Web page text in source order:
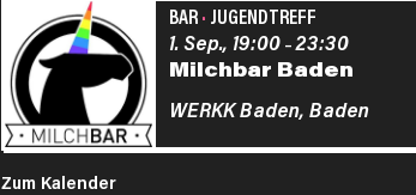
BAR· JUGENDTREFF
Milchbar Baden
1. Sep., 19:00 –23:30
WERKK Baden,Baden
Zum Kalender